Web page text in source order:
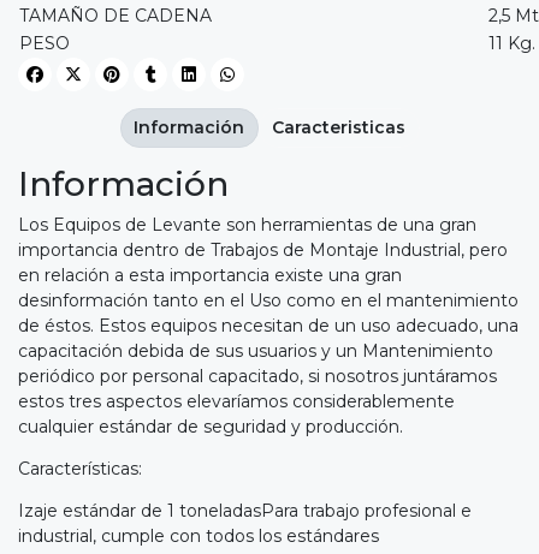
TAMAÑO DE CADENA
2,5
PESO
11 Kg.
Información
Los Equipos de Levante son herramientas de una gran
importancia dentro de Trabajos de Montaje Industrial, pero
en relación a esta importancia existe una gran
desinformación tanto en el Uso como en el mantenimiento
de éstos. Estos equipos necesitan de un uso adecuado, una
capacitación debida de sus usuarios y un Mantenimiento
periódico por personal capacitado, si nosotros juntáramos
estos tres aspectos elevaríamos considerablemente
cualquier estándar de seguridad y producción.
Características:
Izaje estándar de 1 toneladasPara trabajo profesional e
industrial, cumple con todos los estándares
Información Caracteristicas